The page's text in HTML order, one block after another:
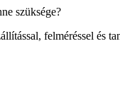
szüksége?
felméréssel és